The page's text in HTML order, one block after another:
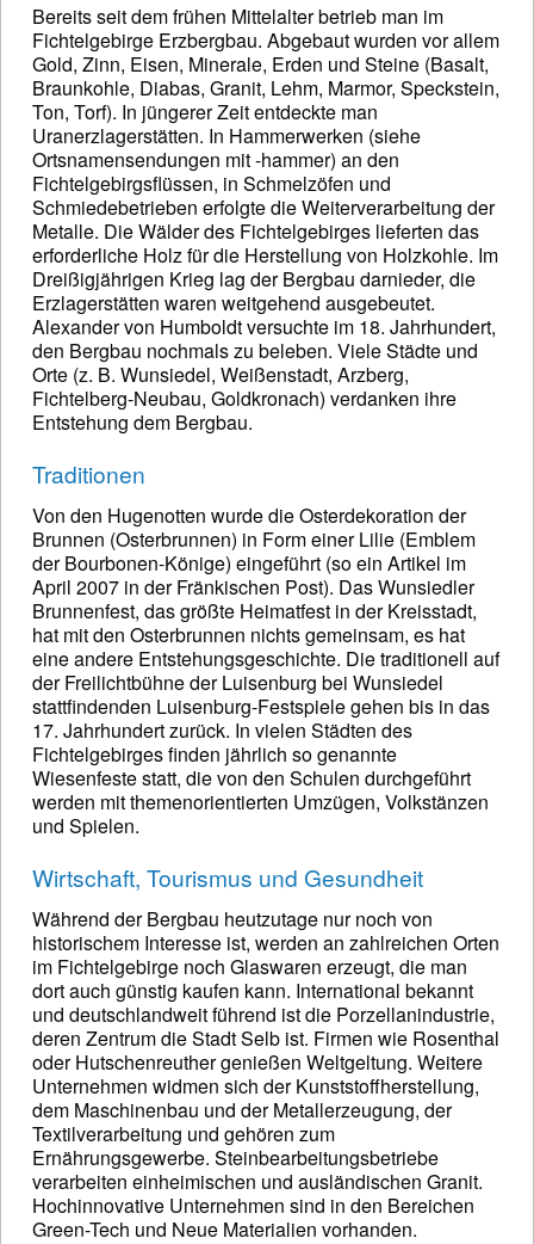
Bereits seit dem frühen Mittelalter betrieb man im
Fichtelgebirge Erzbergbau. Abgebaut wurden vor allem
Gold, Zinn, Eisen, Minerale, Erden und Steine (Basalt,
Braunkohle, Diabas, Granit, Lehm, Marmor, Speckstein,
Ton, Torf). In jüngerer Zeit entdeckte man
Uranerzlagerstätten. In Hammerwerken (siehe
Ortsnamensendungen mit -hammer) an den
Fichtelgebirgsflüssen, in Schmelzöfen und
Schmiedebetrieben erfolgte die Weiterverarbeitung der
Metalle. Die Wälder des Fichtelgebirges lieferten das
erforderliche Holz für die Herstellung von Holzkohle. Im
Dreißigjährigen Krieg lag der Bergbau darnieder, die
Erzlagerstätten waren weitgehend ausgebeutet.
Alexander von Humboldt versuchte im 18. Jahrhundert,
den Bergbau nochmals zu beleben. Viele Städte und
Orte (z. B. Wunsiedel, Weißenstadt, Arzberg,
Fichtelberg-Neubau, Goldkronach) verdanken ihre
Entstehung dem Bergbau.
Traditionen
Von den Hugenotten wurde die Osterdekoration der
Brunnen (Osterbrunnen) in Form einer Lilie (Emblem
der Bourbonen-Könige) eingeführt (so ein Artikel im
April 2007 in der Fränkischen Post). Das Wunsiedler
Brunnenfest, das größte Heimatfest in der Kreisstadt,
hat mit den Osterbrunnen nichts gemeinsam, es hat
eine andere Entstehungsgeschichte. Die traditionell auf
der Freilichtbühne der Luisenburg bei Wunsiedel
stattfindenden Luisenburg-Festspiele gehen bis in das
17. Jahrhundert zurück. In vielen Städten des
Fichtelgebirges finden jährlich so genannte
Wiesenfeste statt, die von den Schulen durchgeführt
werden mit themenorientierten Umzügen, Volkstänzen
und Spielen.
Wirtschaft, Tourismus und Gesundheit
Während der Bergbau heutzutage nur noch von
historischem Interesse ist, werden an zahlreichen Orten
im Fichtelgebirge noch Glaswaren erzeugt, die man
dort auch günstig kaufen kann. International bekannt
und deutschlandweit führend ist die Porzellanindustrie,
deren Zentrum die Stadt Selb ist. Firmen wie Rosenthal
oder Hutschenreuther genießen Weltgeltung. Weitere
Unternehmen widmen sich der Kunststoffherstellung,
dem Maschinenbau und der Metallerzeugung, der
Textilverarbeitung und gehören zum
Ernährungsgewerbe. Steinbearbeitungsbetriebe
verarbeiten einheimischen und ausländischen Granit.
Hochinnovative Unternehmen sind in den Bereichen
Green-Tech und Neue Materialien vorhanden.